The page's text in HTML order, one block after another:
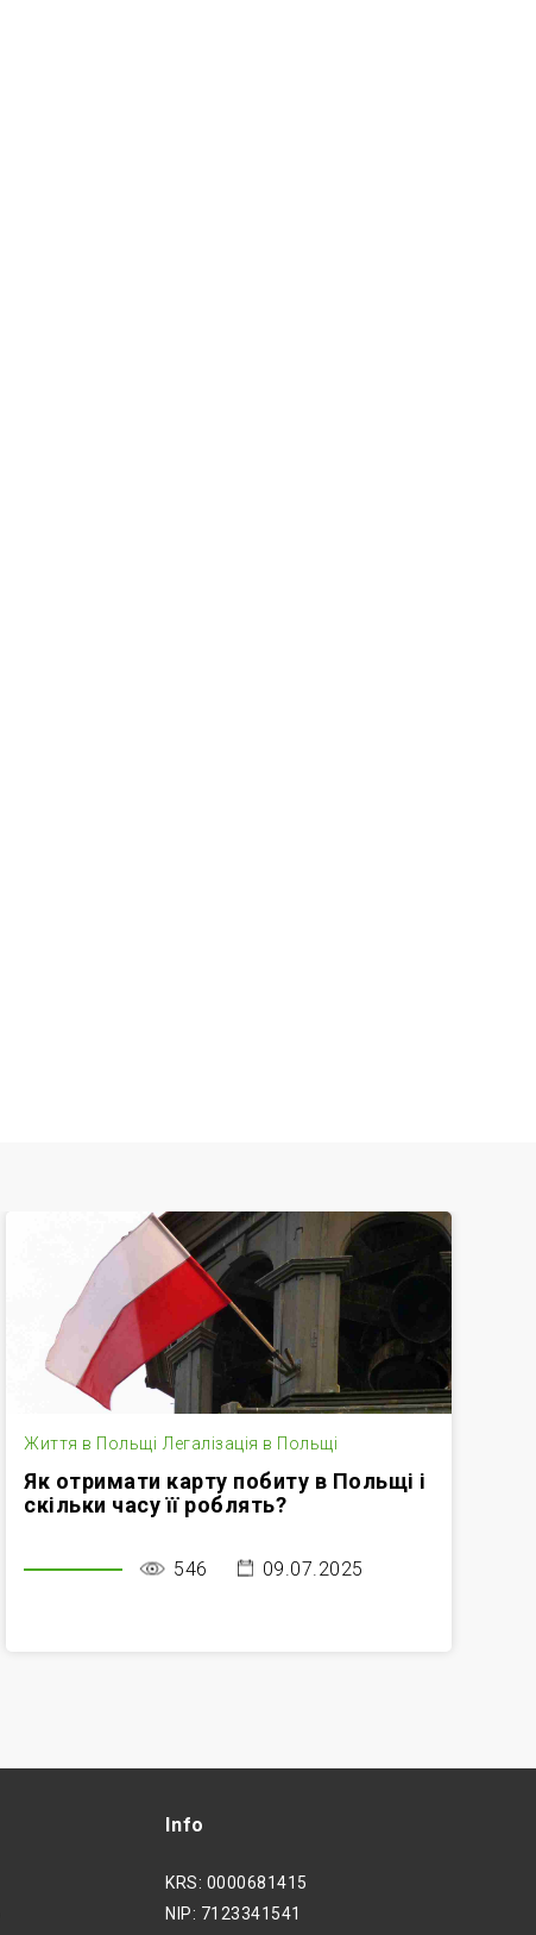
Життя в Польщі Легалізація в Польщі
Як отримати карту побиту в Польщі і
скільки часу її роблять?
546 09.07.2025
Info
KRS: 0000681415
NIP: 7123341541